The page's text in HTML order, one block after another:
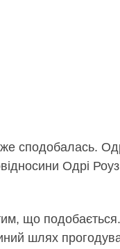
сподобалась.
Одрі
що
шлях